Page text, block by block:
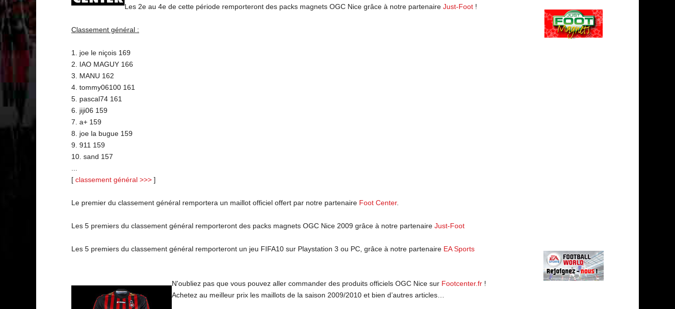
Les 2e au 4e de cette période remporteront des packs magnets OGC Nice grâce à notre partenaire Just-Foot !
Classement général :
1. joe le niçois 169
2. IAO MAGUY 166
3. MANU 162
4. tommy06100 161
5. pascal74 161
6. jiji06 159
7. a+ 159
8. joe la bugue 159
9. 911 159
10. sand 157
[ classement général >>> ]
Le premier du classement général remportera un maillot officiel offert par notre partenaire Foot Center.
Les 5 premiers du classement général remporteront des packs magnets OGC Nice 2009 grâce à notre partenaire Just-Foot
Les 5 premiers du classement général remporteront un jeu FIFA10 sur Playstation 3 ou PC, grâce à notre partenaire EA Sports
N'oubliez pas que vous pouvez aller commander des produits officiels OGC Nice sur Footcenter.fr !
Achetez au meilleur prix les maillots de la saison 2009/2010 et bien d’autres articles…